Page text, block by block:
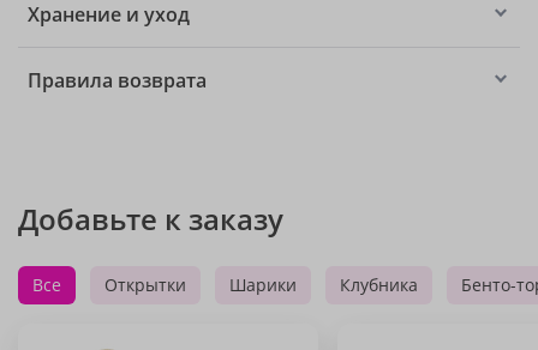
Хранение и уход
Правила возврата
Добавьте к заказу
Все Открытки Шарики Клубника Бенто-